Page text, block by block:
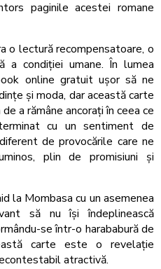
paginile acestei romane
o lectură recompensatoare, o
a condiției umane. În lumea
online gratuit ușor să ne
și moda, dar această carte
a rămâne ancorați în ceea ce
cu un sentiment de
de provocările care ne
plin de promisiuni și
la Mombasa cu un asemenea
să nu își îndeplinească
se într-o harababură de
carte este o revelație
atractivă.